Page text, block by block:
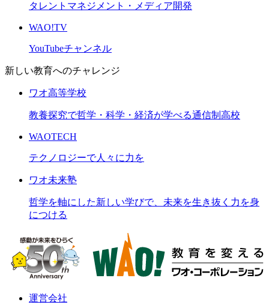
タレントマネジメント・メディア開発
WAO!TV
YouTubeチャンネル
新しい教育へのチャレンジ
ワオ高等学校
教養探究で哲学・科学・経済が学べる通信制高校
WAOTECH
テクノロジーで人々に力を
ワオ未来塾
哲学を軸にした新しい学びで、未来を生き抜く力を身
につける
運営会社